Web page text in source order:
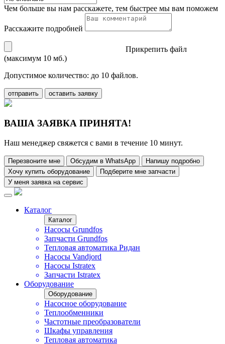
Чем больше вы нам расскажете, тем быстрее мы вам поможем
Расскажите подробней
Прикрепить файл
(максимум 10 мб.)
Допустимое количество: до 10 файлов.
отправить оставить заявку
ВАША ЗАЯВКА ПРИНЯТА!
Наш менеджер свяжется с вами в течение 10 минут.
Перезвоните мне Обсудим в WhatsApp
Напишу подробно
Хочу купить оборудование
Подберите мне запчасти
У меня заявка на сервис
Каталог
Каталог
Насосы Grundfos
Запчасти Grundfos
Тепловая автоматика Ридан
Насосы Vandjord
Насосы Istratex
Запчасти Istratex
Оборудование
Оборудование
Насосное оборудование
Теплообменники
Частотные преобразователи
Шкафы управления
Тепловая автоматика